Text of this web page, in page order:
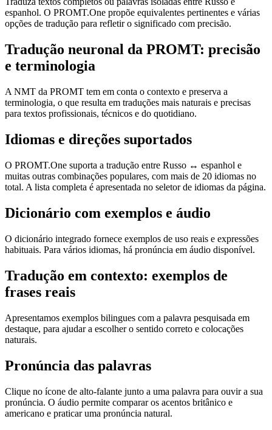
espanhol. O PROMT.One propõe equivalentes pertinentes e várias
opções de tradução para refletir o significado com precisão.
Tradução neuronal da PROMT: precisão
e terminologia
A NMT da PROMT tem em conta o contexto e preserva a
terminologia, o que resulta em traduções mais naturais e precisas
para textos profissionais, técnicos e do quotidiano.
Idiomas e direções suportados
O PROMT.One suporta a tradução entre Russo ↔ espanhol e
muitas outras combinações populares, com mais de 20 idiomas no
total. A lista completa é apresentada no seletor de idiomas da página.
Dicionário com exemplos e áudio
O dicionário integrado fornece exemplos de uso reais e expressões
habituais. Para vários idiomas, há pronúncia em áudio disponível.
Tradução em contexto: exemplos de
frases reais
Apresentamos exemplos bilingues com a palavra pesquisada em
destaque, para ajudar a escolher o sentido correto e colocações
naturais.
Pronúncia das palavras
Clique no ícone de alto-falante junto a uma palavra para ouvir a sua
pronúncia. O áudio permite comparar os acentos britânico e
americano e praticar uma pronúncia natural.